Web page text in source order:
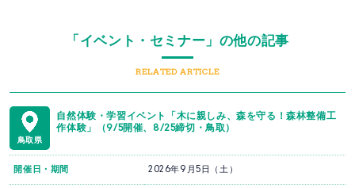
「イベント・セミナー」の他の記事
RELATED ARTICLE
鳥取県
自然体験・学習イベント「木に親しみ、森を守る！森林整備工
作体験」（9/5開催、8/25締切・鳥取）
開催日・期間 2026年9月5日（土）